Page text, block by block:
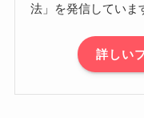
法」を発信していま
詳しい